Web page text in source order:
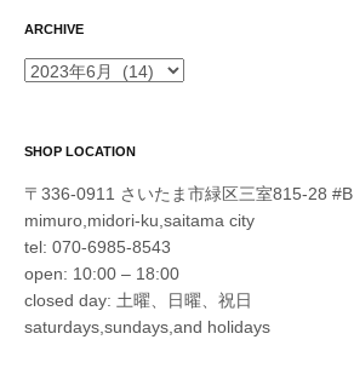
ARCHIVE
ARCHIVE
SHOP LOCATION
〒336-0911 さいたま市緑区三室815-28 #B
mimuro,midori-ku,saitama city
tel: 070-6985-8543
open: 10:00 – 18:00
closed day: 土曜、日曜、祝日
saturdays,sundays,and holidays